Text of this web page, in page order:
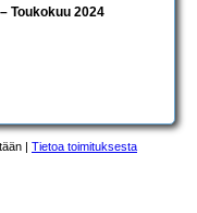
Toukokuu 2024
| Tietoa toimituksesta